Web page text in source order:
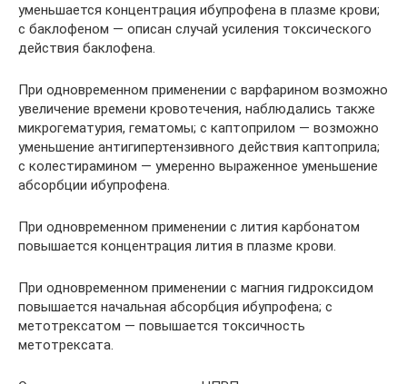
уменьшается концентрация ибупрофена в плазме крови;
с баклофеном — описан случай усиления токсического
действия баклофена.
При одновременном применении с варфарином возможно
увеличение времени кровотечения, наблюдались также
микрогематурия, гематомы; с каптоприлом — возможно
уменьшение антигипертензивного действия каптоприла;
с колестирамином — умеренно выраженное уменьшение
абсорбции ибупрофена.
При одновременном применении с лития карбонатом
повышается концентрация лития в плазме крови.
При одновременном применении с магния гидроксидом
повышается начальная абсорбция ибупрофена; с
метотрексатом — повышается токсичность
метотрексата.